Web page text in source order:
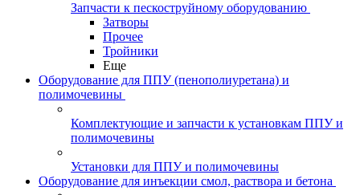
Запчасти к пескоструйному оборудованию
Затворы
Прочее
Тройники
Еще
Оборудование для ППУ (пенополиуретана) и
полимочевины
Комплектующие и запчасти к установкам ППУ и
полимочевины
Установки для ППУ и полимочевины
Оборудование для инъекции смол, раствора и бетона